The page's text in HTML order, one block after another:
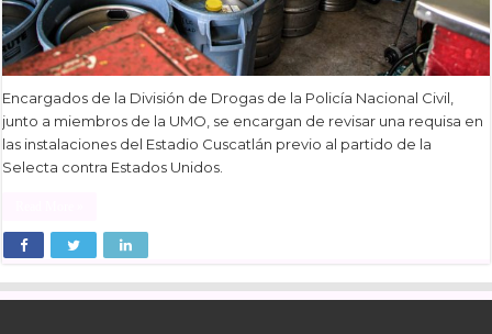
Encargados de la División de Drogas de la Policía Nacional Civil,
junto a miembros de la UMO, se encargan de revisar una requisa en
las instalaciones del Estadio Cuscatlán previo al partido de la
Selecta contra Estados Unidos.